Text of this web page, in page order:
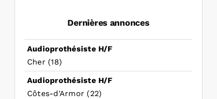
Dernières annonces
Audioprothésiste H/F
Cher (18)
Audioprothésiste H/F
Côtes-d'Armor (22)